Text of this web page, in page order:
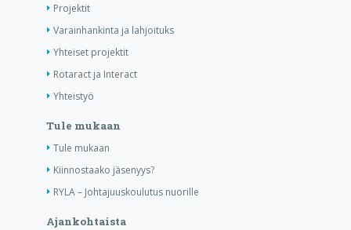
Projektit
Varainhankinta ja lahjoituks
Yhteiset projektit
Rotaract ja Interact
Yhteistyö
Tule mukaan
Tule mukaan
Kiinnostaako jäsenyys?
RYLA – Johtajuuskoulutus nuorille
Ajankohtaista